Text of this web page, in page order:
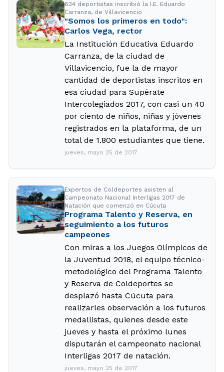
634 deportistas inscribió la I.E. Eduardo
Carranza, de Villavicencio
"Somos los primeros en todo":
Carlos Vega, rector
La Institución Educativa Eduardo
Carranza, de la ciudad de
Villavicencio, fue la de mayor
cantidad de deportistas inscritos en
esa ciudad para Supérate
Intercolegiados 2017, con casi un 40
por ciento de niños, niñas y jóvenes
registrados en la plataforma, de un
total de 1.800 estudiantes que tiene.
jueves, mayo 25 de 2017
Expertos de Coldeportes asisten al
Campeonato Nacional Interligas 2017 de
Natación que comenzó en Cúcuta
Programa Talento y Reserva, en
seguimiento a los futuros
campeones
Con miras a los Juegos Olímpicos de
la Juventud 2018, el equipo técnico-
metodológico del Programa Talento
y Reserva de Coldeportes se
desplazó hasta Cúcuta para
realizarles observación a los futuros
medallistas, quienes desde este
jueves y hasta el próximo lunes
disputarán el campeonato nacional
Interligas 2017 de natación.
jueves, mayo 25 de 2017